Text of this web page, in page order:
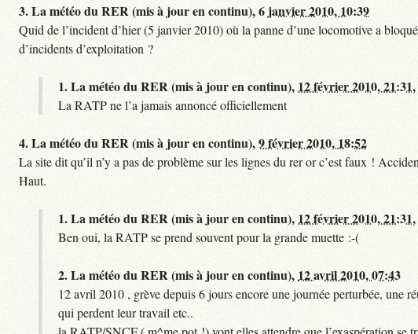
3.La météo du RER (mis à jour en continu),6 janvier 2010, 10:39
Quid de l’incident d’hier (5 janvier 2010) où la panne d’une locomotive a
d’incidents d’exploitation ?
1.La météo du RER (mis à jour en continu), 12 février 2010, 21:31,
La RATP ne l’a jamais annoncé officiellement
4.La météo du RER (mis à jour en continu),9 février 2010, 18:52
La site dit qu’il n’y a pas de problème sur les lignes du rer or c’est faux !
Haut.
1.La météo du RER (mis à jour en continu), 12 février 2010, 21:31,
Ben oui, la RATP se prend souvent pour la grande muette :-(
2.La météo du RER (mis à jour en continu), 12 avril 2010, 07:43
12 avril 2010 , grève depuis 6 jours encore une journée perturbée, une
qui perdent leur travail etc..